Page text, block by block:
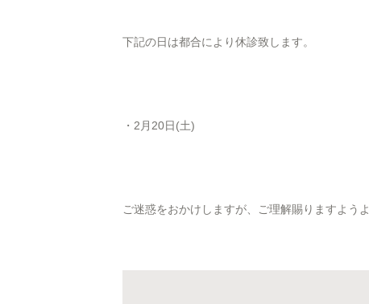
下記の日は都合により休診致します。
・2月20日(土)
ご迷惑をおかけしますが、ご理解賜りますよう